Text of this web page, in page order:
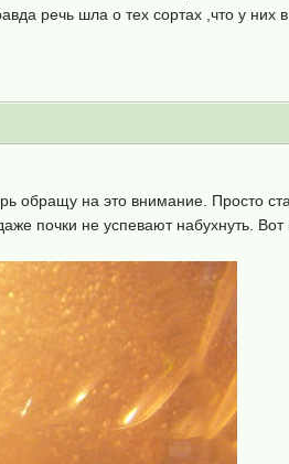
речь шла о тех сортах ,что у них в
обращу на это внимание. Просто
почки не успевают набухнуть.